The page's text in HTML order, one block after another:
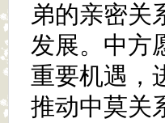
弟的亲密关
发展。中方
重要机遇，
推动中莫关